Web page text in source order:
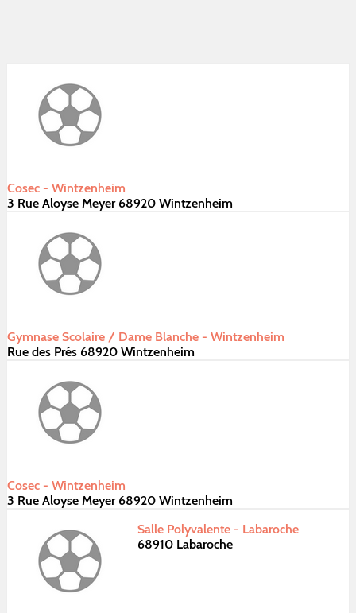
Cosec - Wintzenheim
3 Rue Aloyse Meyer 68920 Wintzenheim
Gymnase Scolaire / Dame Blanche - Wintzenheim
Rue des Prés 68920 Wintzenheim
Cosec - Wintzenheim
3 Rue Aloyse Meyer 68920 Wintzenheim
Salle Polyvalente - Labaroche
68910 Labaroche